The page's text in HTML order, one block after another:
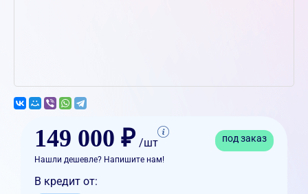
149 000 ₽ /шт под заказ
Нашли дешевле? Напишите нам!
В кредит от: